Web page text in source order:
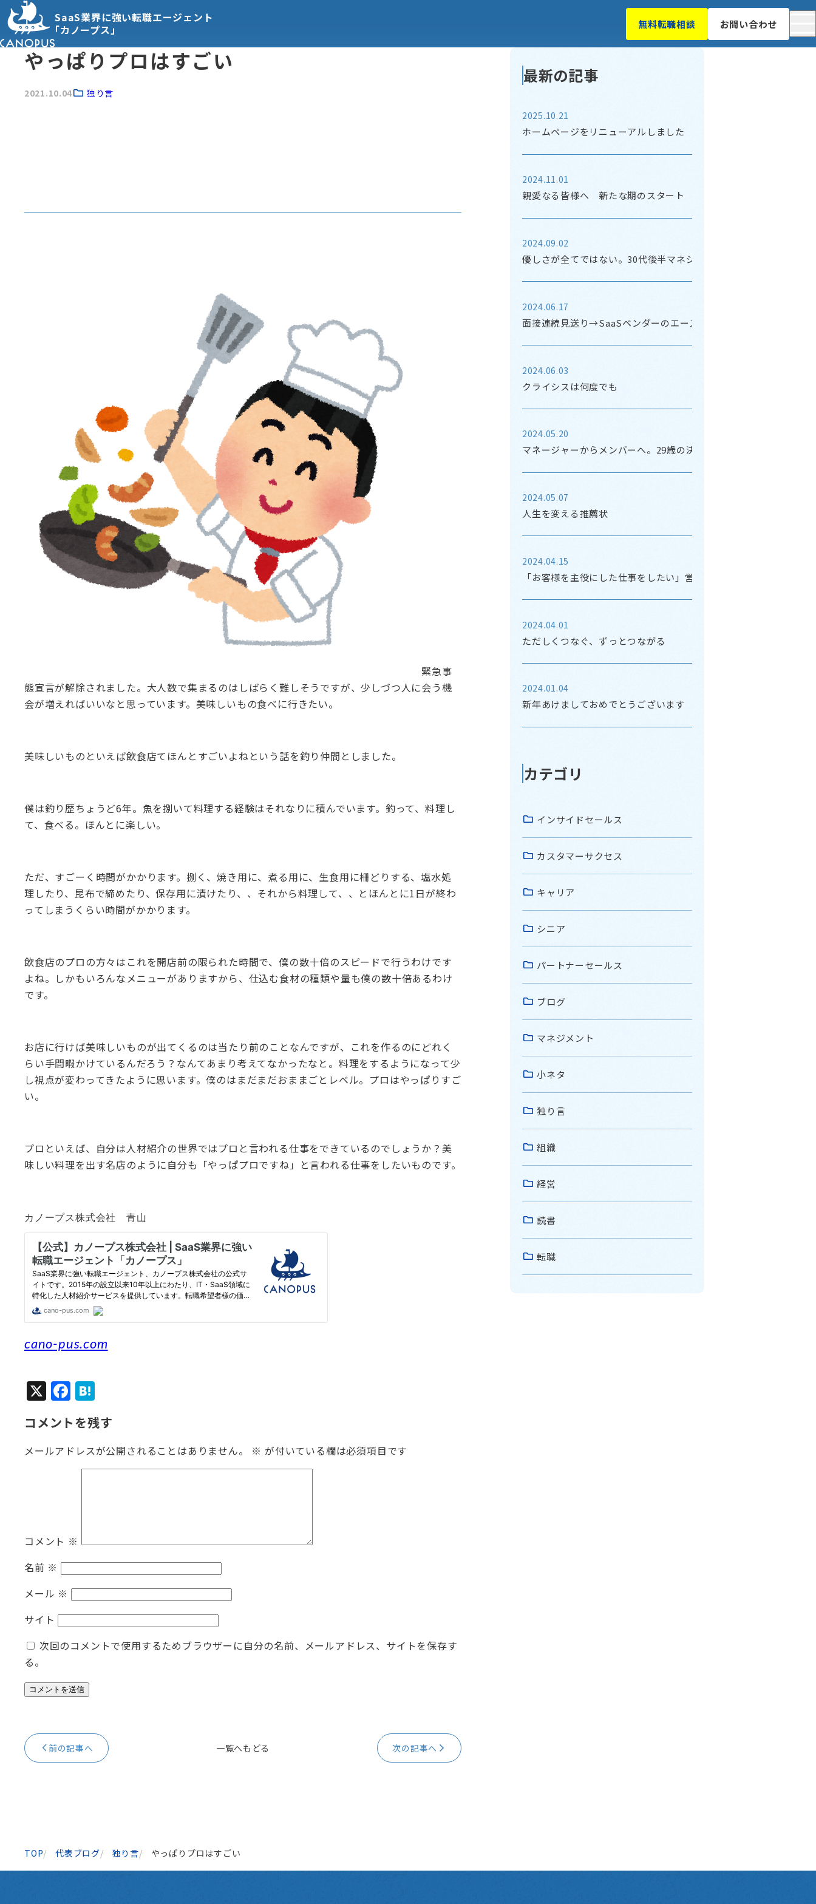
SaaS業界に強い転職エージェント
「カノープス」
無料転職相談 お問い合わせ
やっぱりプロはすごい
2021.10.04 独り言
緊急事
態宣言が解除されました。大人数で集まるのはしばらく難しそうですが、少しづつ人に会う機
会が増えればいいなと思っています。美味しいもの食べに行きたい。
美味しいものといえば飲食店てほんとすごいよねという話を釣り仲間としました。
僕は釣り歴ちょうど6年。魚を捌いて料理する経験はそれなりに積んでいます。釣って、料理し
て、食べる。ほんとに楽しい。
ただ、すごーく時間がかかります。捌く、焼き用に、煮る用に、生食用に柵どりする、塩水処
理したり、昆布で締めたり、保存用に漬けたり、、それから料理して、、とほんとに1日が終わ
ってしまうくらい時間がかかります。
飲食店のプロの方々はこれを開店前の限られた時間で、僕の数十倍のスピードで行うわけです
よね。しかもいろんなメニューがありますから、仕込む食材の種類や量も僕の数十倍あるわけ
です。
お店に行けば美味しいものが出てくるのは当たり前のことなんですが、これを作るのにどれく
らい手間暇かけているんだろう？なんてあまり考えてなかったなと。料理をするようになって少
し視点が変わってきたように思います。僕のはまだまだおままごとレベル。プロはやっぱりすご
い。
プロといえば、自分は人材紹介の世界ではプロと言われる仕事をできているのでしょうか？美
味しい料理を出す名店のように自分も「やっぱプロですね」と言われる仕事をしたいものです。
カノープス株式会社 青山
cano-pus.com
X F
a
c
e
b
at
e
n
a
コメントを残す
メールアドレスが公開されることはありません。 ※ が付いている欄は必須項目です
コメント ※
名前 ※
メール ※
サイト
次回のコメントで使用するためブラウザーに自分の名前、メールアドレス、サイトを保存す
る。
前の記事へ 一覧へもどる 次の記事へ
最新の記事
2025.10.21
ホームページをリニューアルしました
2024.11.01
親愛なる皆様へ 新たな期のスタート これからのこと
2024.09.02
優しさが全てではない。30代後半マネジメントの悩み。
2024.06.17
面接連続見送り→SaaSベンダーのエースへ
2024.06.03
クライシスは何度でも
2024.05.20
マネージャーからメンバーへ。29歳の決意
2024.05.07
人生を変える推薦状
2024.04.15
「お客様を主役にした仕事をしたい」営業からカスタマーサクセス
2024.04.01
ただしくつなぐ、ずっとつながる
2024.01.04
新年あけましておめでとうございます
カテゴリ
インサイドセールス
カスタマーサクセス
キャリア
シニア
パートナーセールス
ブログ
マネジメント
小ネタ
独り言
組織
経営
読書
転職
TOP 代表ブログ 独り言 やっぱりプロはすごい